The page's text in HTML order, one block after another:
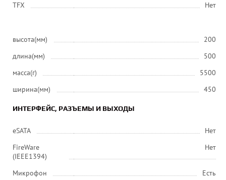
ТFХ
Нет
высота(мм)
200
длина(мм)
500
масса(г)
5500
ширина(мм)
450
ИНТЕРФЕЙС, РАЗЪЕМЫ И ВЫХОДЫ
eSATA
Нет
FireWare
(IEEE1394)
Нет
Микрофон
Есть